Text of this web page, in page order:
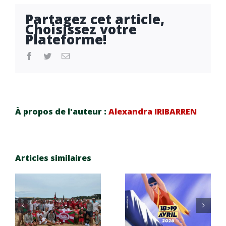
Partagez cet article,
Choisissez votre
Plateforme!
facebook
twitterEmail
À propos de l'auteur : Alexandra IRIBARREN
Articles similaires
Champio
nnats de
France
eau plate
nnats de
France
eau plate